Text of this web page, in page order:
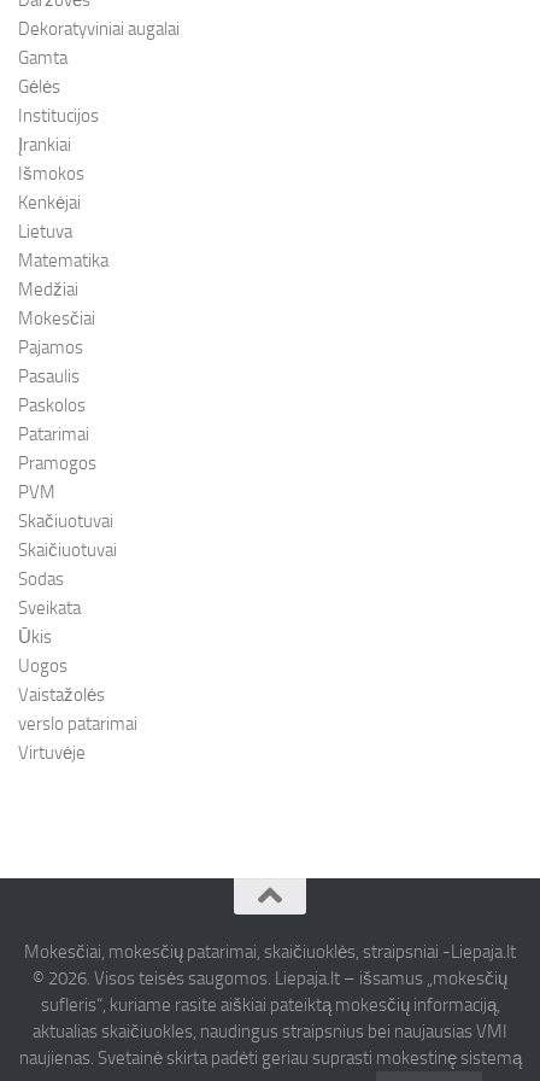
Dekoratyviniai augalai
Gamta
Gėlės
Institucijos
Įrankiai
Išmokos
Kenkėjai
Lietuva
Matematika
Medžiai
Mokesčiai
Pajamos
Pasaulis
Paskolos
Patarimai
Pramogos
PVM
Skačiuotuvai
Skaičiuotuvai
Sodas
Sveikata
Ūkis
Uogos
Vaistažolės
verslo patarimai
Virtuvėje
Mokesčiai, mokesčių patarimai, skaičiuoklės, straipsniai -Liepaja.lt
© 2026. Visos teisės saugomos. Liepaja.lt – išsamus „mokesčių
sufleris“, kuriame rasite aiškiai pateiktą mokesčių informaciją,
aktualias skaičiuokles, naudingus straipsnius bei naujausias VMI
naujienas. Svetainė skirta padėti geriau suprasti mokestinę sistemą